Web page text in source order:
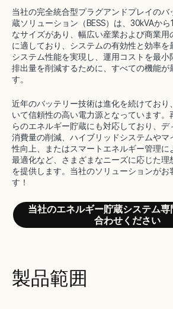
当社の完全統合型プラグアンドプレイの
蔵ソリューション（BESS）は、30kVAから
なサイズがあり、幅広い産業および商業用
に適しており、システムの有効性と効率を
システム性能を実現し、運用コストを最
排出量を削減するために、すべての機能が
す。
近年のバッテリー技術は進化を続けており
いて信頼性の高い電力源となっています
らのエネルギー貯蔵にも対応しており、
消費量の削減、ハイブリッドシステムやマ
性向上、またはスマートエネルギー管理に
最適化など、さまざまなニーズに応じた理
を提供します。当社のソリューションがお
す！
当社のエネルギー貯蔵システム
合わせください
製品範囲